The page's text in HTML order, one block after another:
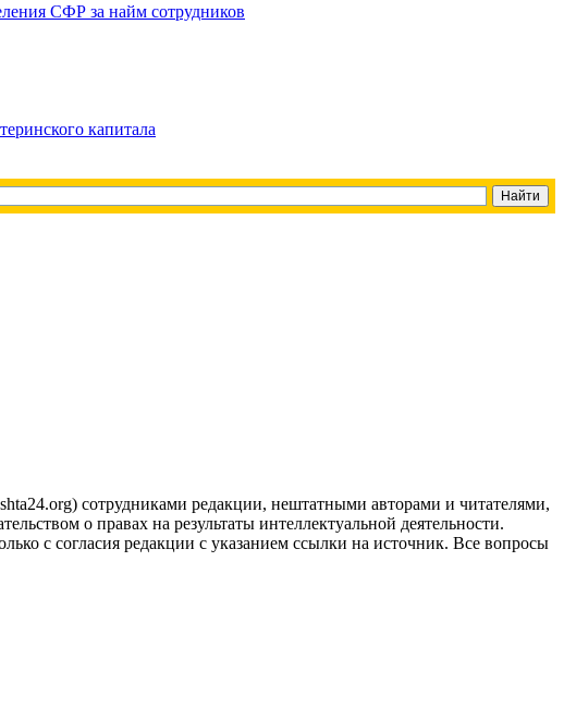
СФР за найм сотрудников
капитала
сотрудниками редакции, нештатными авторами и читателями,
о правах на результаты интеллектуальной деятельности.
с согласия редакции с указанием ссылки на источник. Все вопросы